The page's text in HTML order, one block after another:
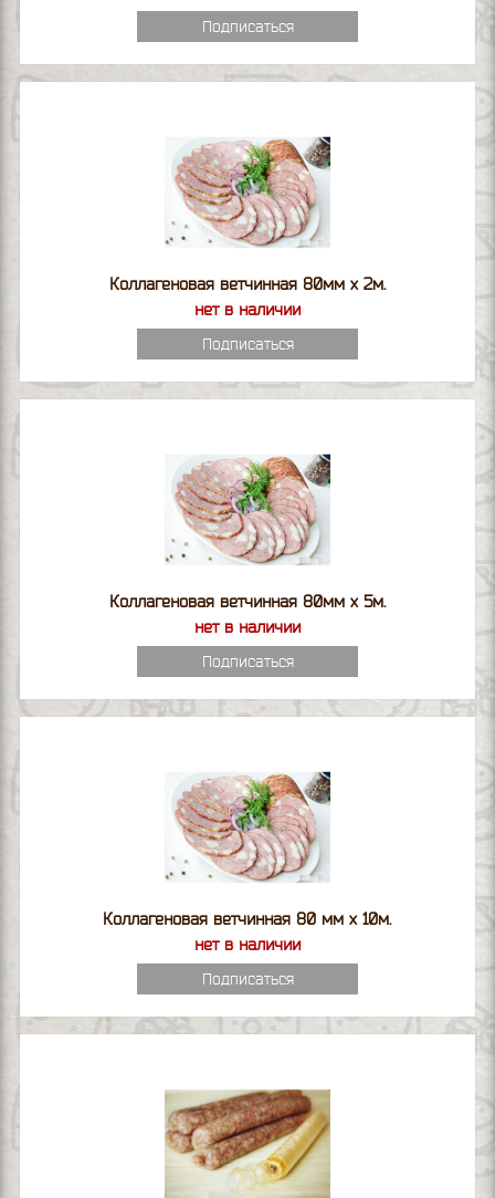
Подписаться
Коллагеновая ветчинная 80мм х 2м.
нет в наличии
Подписаться
Коллагеновая ветчинная 80мм х 5м.
нет в наличии
Подписаться
Коллагеновая ветчинная 80 мм х 10м.
нет в наличии
Подписаться